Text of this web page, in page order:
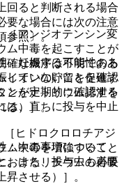
アンジオテンシン変
ム中毒を起こすことが
確な機序は不明である
イオンの貯留を促進す
ンがナトリウム排泄を
る）］。
ヒドロクロロチアジ
ム中毒を増強すること
おけるリチウムの再吸
させる）］。
回ると判断される場合
要な場合には次の注意
参照〕。
妊娠する可能性のあ
していないことを確認
とを定期的に確認する
は、直ちに投与を中止
次の事項について、
。また、投与中も必要